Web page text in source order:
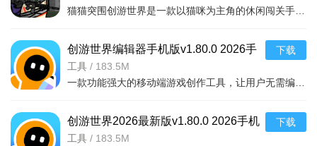
猫猫突围创游世界是一款以猫咪为主角的休闲闯关手游，玩家需操控可爱猫咪在复杂关卡中灵活突围，避开障碍、
创游世界编辑器手机版v1.80.0 2026手
机版
工具 / 183.5M
一款功能强大的移动端游戏创作工具，让用户无需编程基础即可在手机上自由设计关卡、
下载
创游世界2026最新版v1.80.0 2026手机
版
工具 / 183.5M
下载